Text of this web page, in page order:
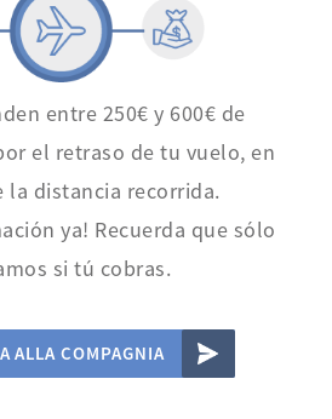
entre 250€ y 600€ de
el retraso de tu vuelo, en
la distancia recorrida.
ya! Recuerda que sólo
si tú cobras.
ALLA COMPAGNIA